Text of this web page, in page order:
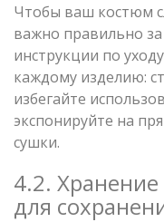
Чтобы ваш костюм
важно правильно
инструкции по
каждому изделию:
избегайте
экспонируйте на
сушки.
4.2.
для